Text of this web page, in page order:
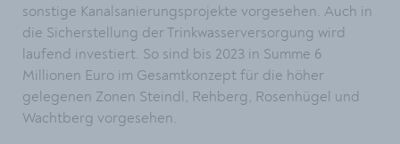
sonstige Kanalsanierungsprojekte vorgesehen. Auch in
die Sicherstellung der Trinkwasserversorgung wird
laufend investiert. So sind bis 2023 in Summe 6
Millionen Euro im Gesamtkonzept für die höher
gelegenen Zonen Steindl, Rehberg, Rosenhügel und
Wachtberg vorgesehen.